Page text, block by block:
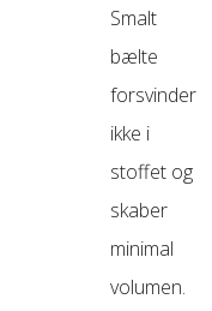
Smalt
bælte
forsvinder
ikke i
stoffet og
skaber
minimal
volumen.